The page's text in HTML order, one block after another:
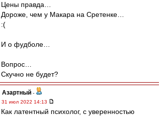
Цены правда…
Дороже, чем у Макара на Сретенке…
:(
И о фудболе…
Вопрос…
Скучно не будет?
Азартный -
31 июл 2022 14:13
Как латентный психолог, с уверенностью